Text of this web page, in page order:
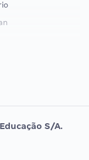
ORDEM
S/A.